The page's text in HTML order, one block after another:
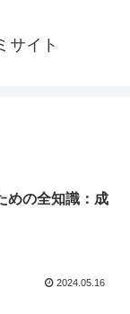
サイト
めの全知識：成
2024.05.16